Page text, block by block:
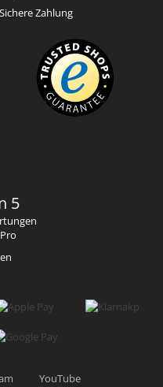
Sichere Zahlung
5
YouTube